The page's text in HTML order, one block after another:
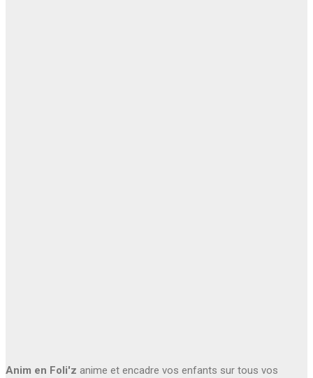
Anim en Foli'z anime et encadre vos enfants sur tous vos